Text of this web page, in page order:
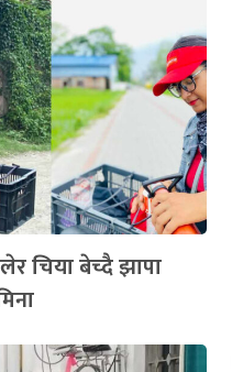
चिया बेच्दै झापा